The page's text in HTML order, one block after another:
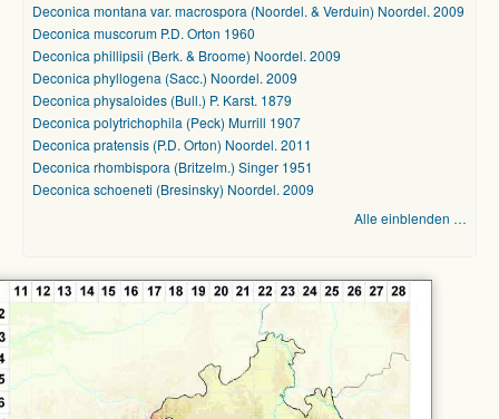
Deconica montana var. macrospora (Noordel. & Verduin) Noordel. 2009
Deconica muscorum P.D. Orton 1960
Deconica phillipsii (Berk. & Broome) Noordel. 2009
Deconica phyllogena (Sacc.) Noordel. 2009
Deconica physaloides (Bull.) P. Karst. 1879
Deconica polytrichophila (Peck) Murrill 1907
Deconica pratensis (P.D. Orton) Noordel. 2011
Deconica rhombispora (Britzelm.) Singer 1951
Deconica schoeneti (Bresinsky) Noordel. 2009
Alle einblenden …